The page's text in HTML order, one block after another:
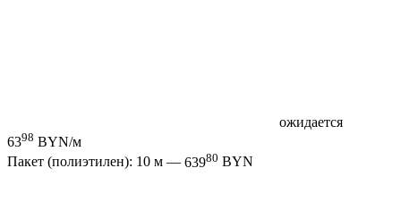
ожидается
6398 BYN/м
Пакет (полиэтилен): 10 м — 63980 BYN